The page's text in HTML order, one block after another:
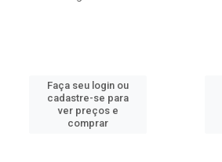
Faça seu login ou
cadastre-se para
ver preços e
comprar